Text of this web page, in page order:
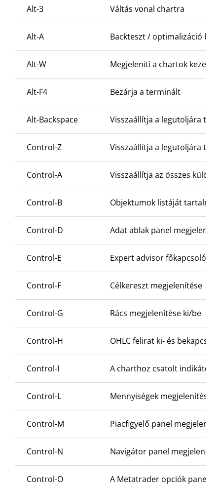
Alt-3 Váltás vonal chartra
Alt-A Backteszt / optimalizáció
Alt-W Megjeleníti a chartok
Alt-F4 Bezárja a terminált
Alt-Backspace Visszaállítja a legutoljára
Control-Z Visszaállítja a legutoljára
Control-A Visszaállítja az összes külön
Control-B Objektumok listáját
Control-D Adat ablak panel
Control-E Expert advisor főkapcsoló ki-
Control-F Célkereszt megjelenítése
Control-G Rács megjelenítése ki/be
Control-H OHLC felirat ki- és
Control-I A charthoz csatolt
Control-L Mennyiségek megjelenítése
Control-M Piacfigyelő panel
Control-N Navigátor panel
Control-O A Metatrader opciók